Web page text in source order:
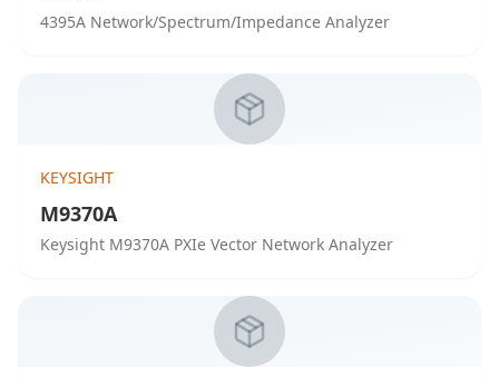
4395A Network/Spectrum/Impedance Analyzer
KEYSIGHT
M9370A
Keysight M9370A PXIe Vector Network Analyzer